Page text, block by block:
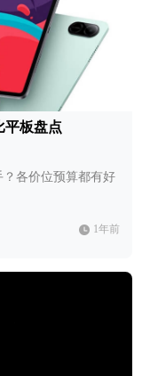
平板盘点
各价位预算都有好
1年前